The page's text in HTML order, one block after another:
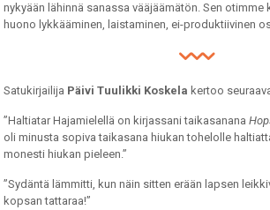
nykyään lähinnä sanassa vääjäämätön. Sen
huono lykkääminen, laistaminen, ei-produktiivinen
Satukirjailija Päivi Tuulikki Koskela kertoo
”Haltiatar Hajamielellä on kirjassani taikasanana
oli minusta sopiva taikasana hiukan tohelolle
monesti hiukan pieleen.”
”Sydäntä lämmitti, kun näin sitten erään lapsen
kopsan tattaraa!”